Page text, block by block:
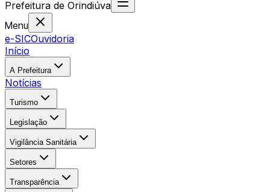
Prefeitura de Orindiúva
Menu
e-SICOuvidoria
Início
A Prefeitura
Notícias
Turismo
Legislação
Vigilância Sanitária
Setores
Transparência